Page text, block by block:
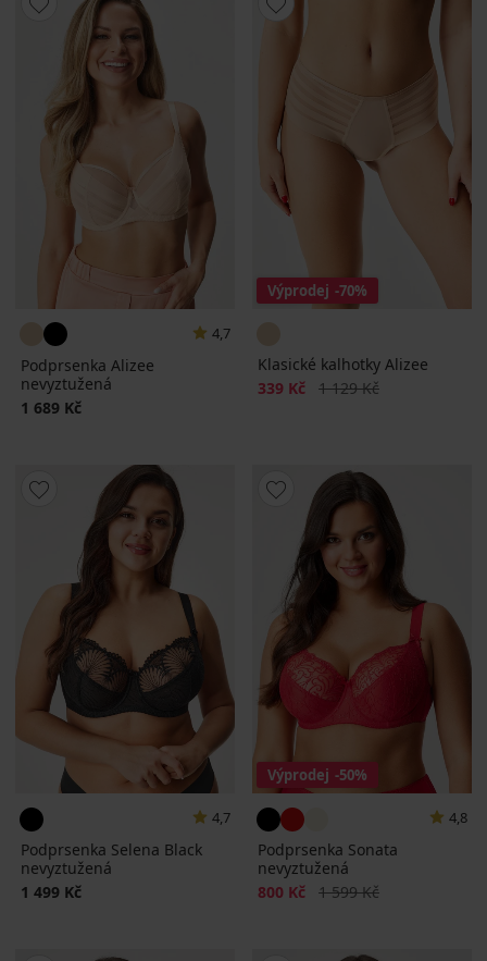
4,7
Podprsenka Alizee
nevyztužená
1 689 Kč
Výprodej -70%
Klasické kalhotky Alizee
Sleva
339 Kč Původní cena
1 129 Kč
4,7
Podprsenka Selena Black
nevyztužená
1 499 Kč
Výprodej -50%
4,8
Podprsenka Sonata
nevyztužená
Sleva
800 Kč Původní cena
1 599 Kč